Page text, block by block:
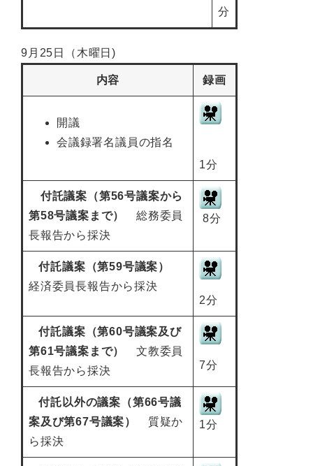
分
9月25日（木曜日)
内容 録画
開議
会議録署名議員の指名
1分
付託議案（第56号議案から
第58号議案まで） 総務委員
長報告から採決
8分
付託議案（第59号議案）
経済委員長報告から採決
2分
付託議案（第60号議案及び
第61号議案まで） 文教委員
長報告から採決
7分
付託以外の議案（第66号議
案及び第67号議案）
質疑か
ら採決
1分